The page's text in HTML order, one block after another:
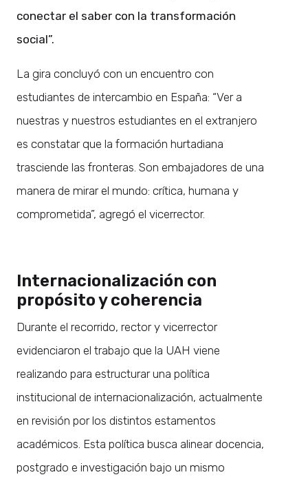
conectar el saber con la transformación
social”.
La gira concluyó con un encuentro con
estudiantes de intercambio en España: “Ver a
nuestras y nuestros estudiantes en el extranjero
es constatar que la formación hurtadiana
trasciende las fronteras. Son embajadores de una
manera de mirar el mundo: crítica, humana y
comprometida”, agregó el vicerrector.
Internacionalización con
propósito y coherencia
Durante el recorrido, rector y vicerrector
evidenciaron el trabajo que la UAH viene
realizando para estructurar una política
institucional de internacionalización, actualmente
en revisión por los distintos estamentos
académicos. Esta política busca alinear docencia,
postgrado e investigación bajo un mismo